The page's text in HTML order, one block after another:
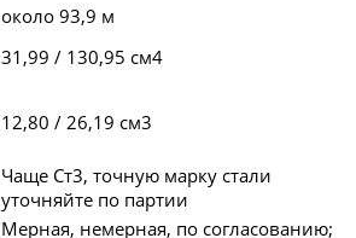
около 93,9 м
31,99 / 130,95 см4
12,80 / 26,19 см3
Чаще Ст3, точную марку стали
уточняйте по партии
Мерная, немерная, по согласованию;